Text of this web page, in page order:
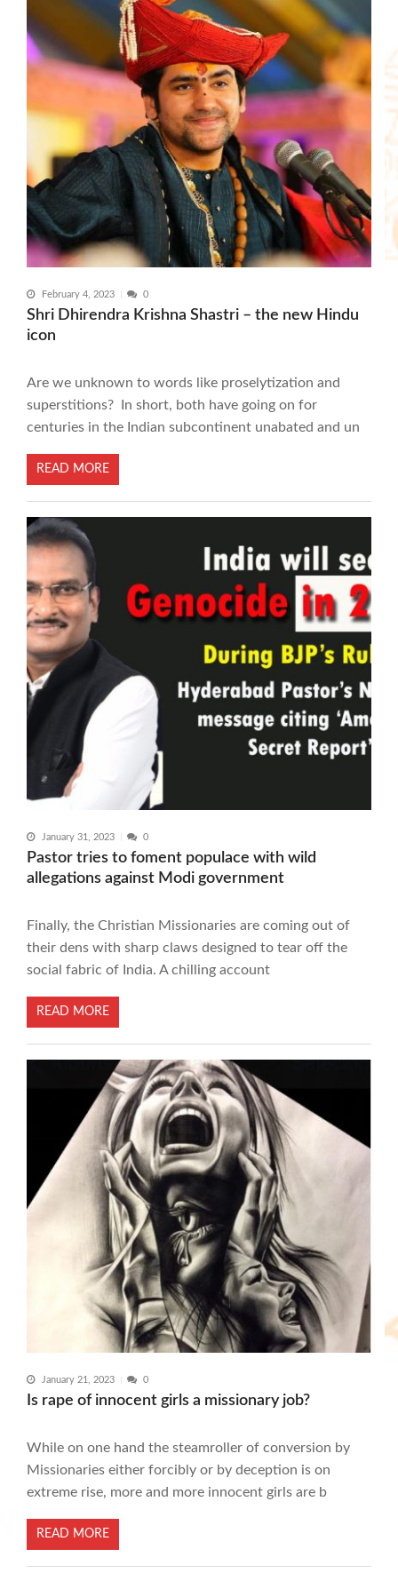
February 4, 2023 0
Shri Dhirendra Krishna Shastri – the new Hindu
icon
Are we unknown to words like proselytization and
superstitions? In short, both have going on for
centuries in the Indian subcontinent unabated and un
READ MORE
January 31, 2023 0
Pastor tries to foment populace with wild
allegations against Modi government
Finally, the Christian Missionaries are coming out of
their dens with sharp claws designed to tear off the
social fabric of India. A chilling account
READ MORE
January 21, 2023 0
Is rape of innocent girls a missionary job?
While on one hand the steamroller of conversion by
Missionaries either forcibly or by deception is on
extreme rise, more and more innocent girls are b
READ MORE